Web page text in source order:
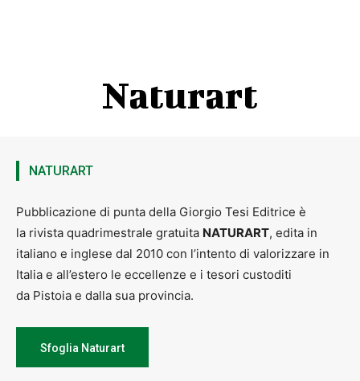
Naturart
NATURART
Pubblicazione di punta della Giorgio Tesi Editrice è
la rivista quadrimestrale gratuita NATURART, edita in
italiano e inglese dal 2010 con l’intento di valorizzare in
Italia e all’estero le eccellenze e i tesori custoditi
da Pistoia e dalla sua provincia.
Sfoglia Naturart